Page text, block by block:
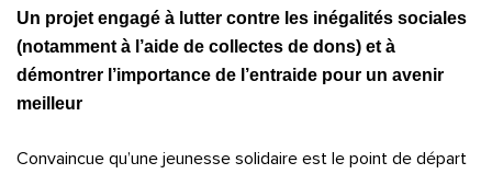
Un projet engagé à lutter contre les inégalités sociales
(notamment à l’aide de collectes de dons) et à
démontrer l’importance de l’entraide pour un avenir
meilleur
Convaincue qu’une jeunesse solidaire est le point de départ